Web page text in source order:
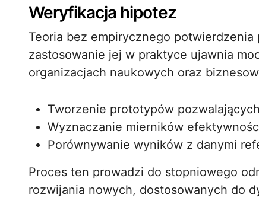
Weryfikacja hipotez
Teoria bez empirycznego
zastosowanie jej w praktyce ujawnia
organizacjach naukowych oraz
Tworzenie prototypów
Wyznaczanie mierników
Porównywanie wyników z danymi
Proces ten prowadzi do stopniowego
rozwijania nowych, dostosowanych do